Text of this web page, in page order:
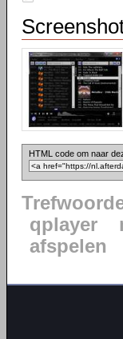
HTML code om naar
qplayer
afspelen